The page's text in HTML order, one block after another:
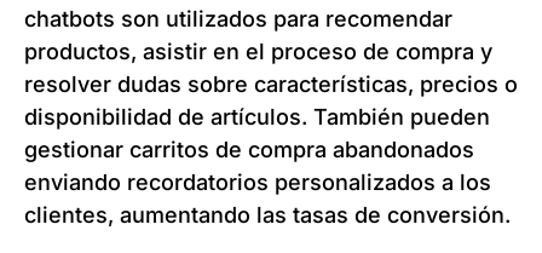
chatbots son utilizados para recomendar
productos, asistir en el proceso de compra y
resolver dudas sobre características, precios o
disponibilidad de artículos. También pueden
gestionar carritos de compra abandonados
enviando recordatorios personalizados a los
clientes, aumentando las tasas de conversión.